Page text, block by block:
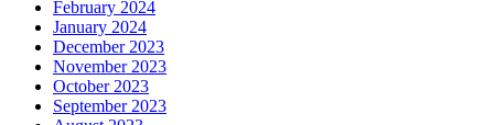
February 2024
January 2024
December 2023
November 2023
October 2023
September 2023